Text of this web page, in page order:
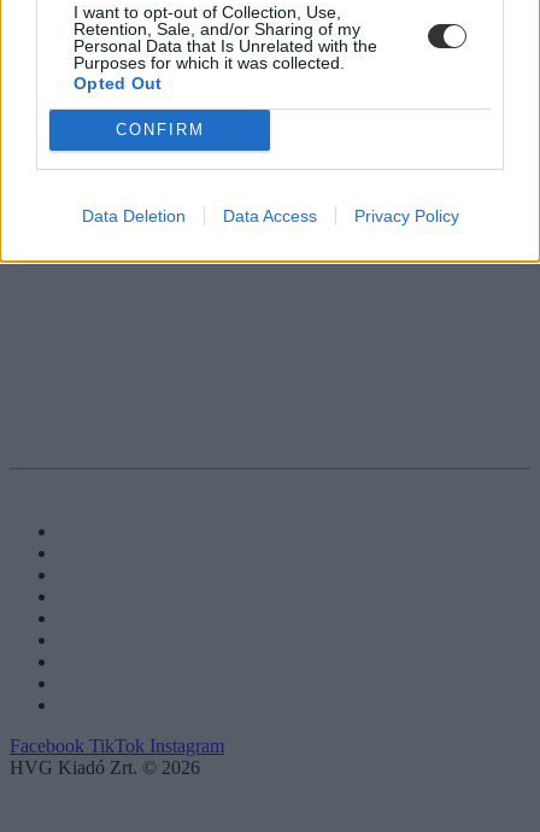
I want to opt-out of Collection, Use,
Retention, Sale, and/or Sharing of my
Personal Data that Is Unrelated with the
Purposes for which it was collected.
Opted Out
CONFIRM
Data Deletion Data Access Privacy Policy
Közoktatás
Facebook TikTok Instagram
HVG Kiadó Zrt. © 2026